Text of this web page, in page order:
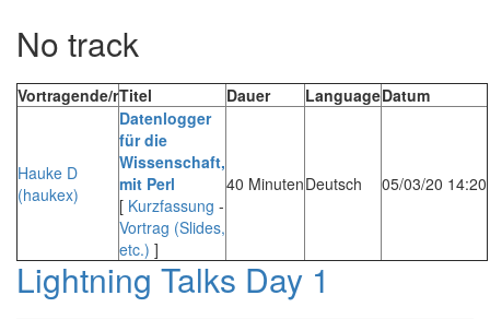
No track
Vortragende/rTitel Dauer LanguageDatum
Hauke D
(haukex)
‎Datenlogger
für die
Wissenschaft,
mit Perl‎
[ Kurzfassung -
Vortrag (Slides,
etc.) ]
40 MinutenDeutsch 05/03/20 14:20
Lightning Talks Day 1